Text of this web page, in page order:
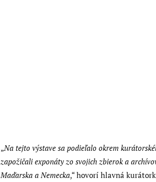
„Na tejto výstave sa podieľalo okrem
zapožičali exponáty zo svojich zbierok a
Maďarska a Nemecka,“ hovorí hlavná